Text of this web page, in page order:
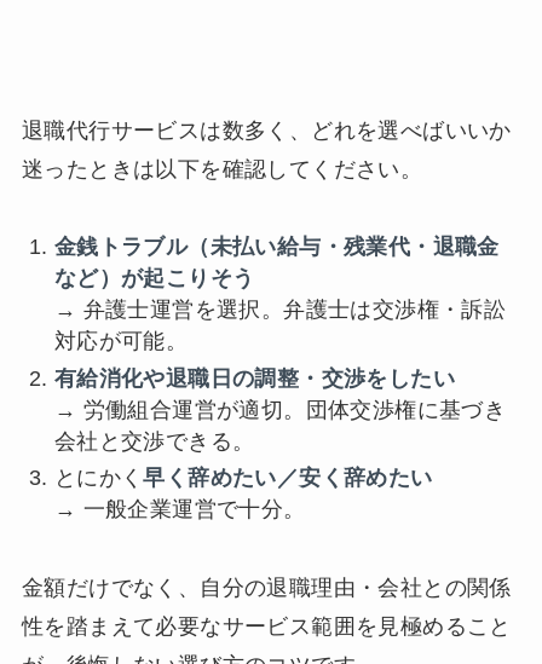
退職代行サービスは数多く、どれを選べばいいか
迷ったときは以下を確認してください。
金銭トラブル（未払い給与・残業代・退職金
など）が起こりそう
→ 弁護士運営を選択。弁護士は交渉権・訴訟
対応が可能。
有給消化や退職日の調整・交渉をしたい
→ 労働組合運営が適切。団体交渉権に基づき
会社と交渉できる。
とにかく早く辞めたい／安く辞めたい
→ 一般企業運営で十分。
金額だけでなく、自分の退職理由・会社との関係
性を踏まえて必要なサービス範囲を見極めること